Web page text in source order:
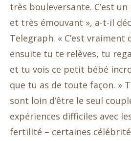
très bouleversante. C’est
et très émouvant », a-t-il
Telegraph. « C’est vraiment
ensuite tu te relèves, tu
et tu vois ce petit bébé
que tu as de toute façon. »
sont loin d’être le seul
expériences difficiles avec
fertilité – certaines